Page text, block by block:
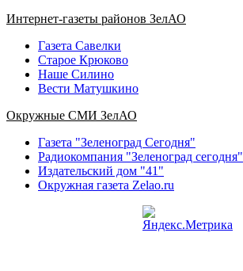
Интернет-газеты районов ЗелАО
Газета Савелки
Старое Крюково
Наше Силино
Вести Матушкино
Окружные СМИ ЗелАО
Газета "Зеленоград Сегодня"
Радиокомпания "Зеленоград сегодня"
Издательский дом "41"
Окружная газета Zelao.ru